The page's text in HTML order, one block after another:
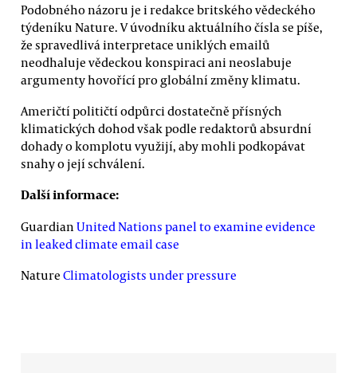
Podobného názoru je i redakce britského vědeckého
týdeníku Nature. V úvodníku aktuálního čísla se píše,
že spravedlivá interpretace uniklých emailů
neodhaluje vědeckou konspiraci ani neoslabuje
argumenty hovořící pro globální změny klimatu.
Američtí političtí odpůrci dostatečně přísných
klimatických dohod však podle redaktorů absurdní
dohady o komplotu využijí, aby mohli podkopávat
snahy o její schválení.
Další informace:
Guardian United Nations panel to examine evidence
in leaked climate email case
Nature Climatologists under pressure